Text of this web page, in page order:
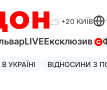
+20 КИЇВ
LIVEЕксклюзив
УКРАЇНІ ВІДНОСИНИ З